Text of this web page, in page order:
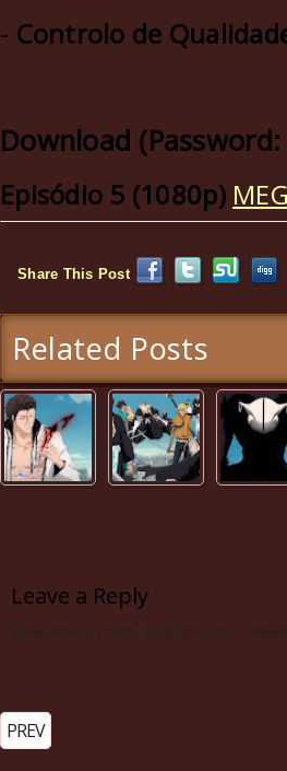
- Controlo de
Download
Episódio 5 (1080p)
Share This Post
Related Posts
Leave a Reply
Subscribe to Posts Subscribe to
PREV